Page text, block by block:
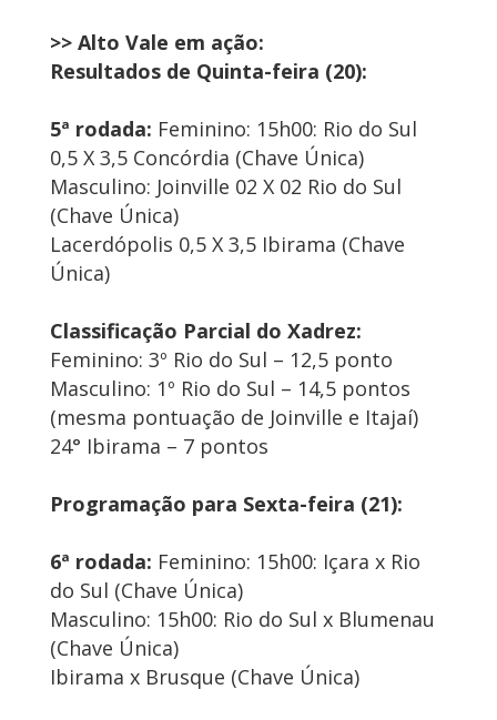
>> Alto Vale em ação:
Resultados de Quinta-feira (20):
5ª rodada: Feminino: 15h00: Rio do Sul
0,5 X 3,5 Concórdia (Chave Única)
Masculino: Joinville 02 X 02 Rio do Sul
(Chave Única)
Lacerdópolis 0,5 X 3,5 Ibirama (Chave
Única)
Classificação Parcial do Xadrez:
Feminino: 3º Rio do Sul – 12,5 ponto
Masculino: 1º Rio do Sul – 14,5 pontos
(mesma pontuação de Joinville e Itajaí)
24° Ibirama – 7 pontos
Programação para Sexta-feira (21):
6ª rodada: Feminino: 15h00: Içara x Rio
do Sul (Chave Única)
Masculino: 15h00: Rio do Sul x Blumenau
(Chave Única)
Ibirama x Brusque (Chave Única)